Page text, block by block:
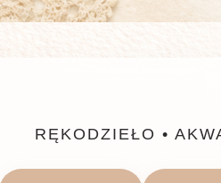
RĘKODZIEŁO •